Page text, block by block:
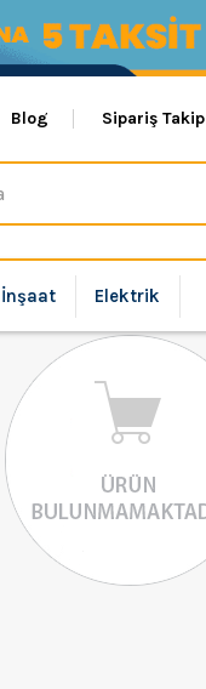
Blog Sipariş Takip
İnşaat Elektrik